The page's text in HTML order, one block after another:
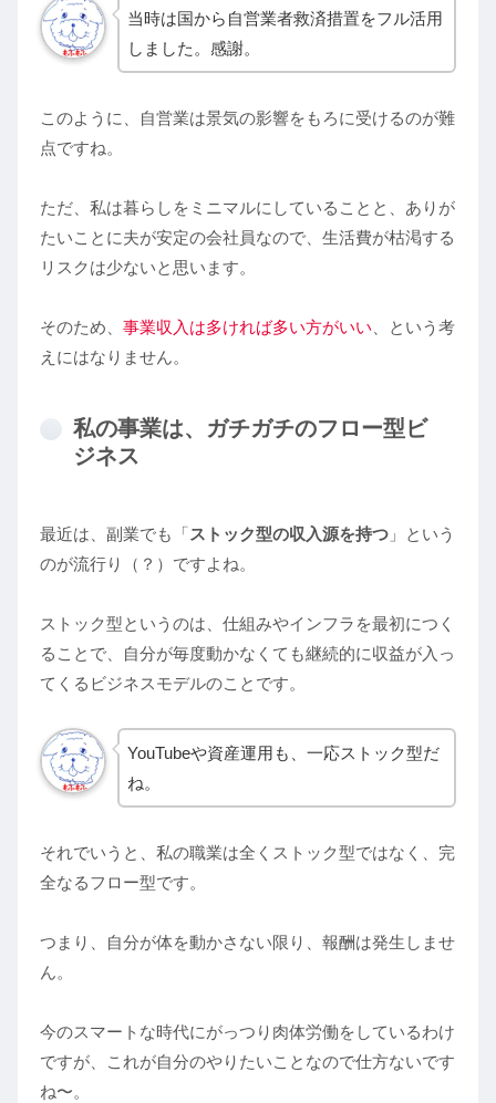
当時は国から自営業者救済措置をフル活用
しました。感謝。
このように、自営業は景気の影響をもろに受けるのが難
点ですね。
ただ、私は暮らしをミニマルにしていることと、ありが
たいことに夫が安定の会社員なので、生活費が枯渇する
リスクは少ないと思います。
そのため、 事業収入は多ければ多い方がいい 、という考
えにはなりません。
私の事業は、ガチガチのフロー型ビ
ジネス
最近は、副業でも「ストック型の収入源を持つ 」という
のが流行り（？）ですよね。
ストック型というのは、仕組みやインフラを最初につく
ることで、自分が毎度動かなくても継続的に収益が入っ
てくるビジネスモデルのことです。
YouTubeや資産運用も、一応ストック型だ
ね。
それでいうと、私の職業は全くストック型ではなく、完
全なるフロー型です。
つまり、自分が体を動かさない限り、報酬は発生しませ
ん。
今のスマートな時代にがっつり肉体労働をしているわけ
ですが、これが自分のやりたいことなので仕方ないです
ね〜。